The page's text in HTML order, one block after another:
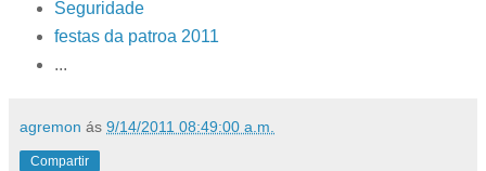
Seguridade
festas da patroa 2011
...
agremon ás 9/14/2011 08:49:00 a.m.
Compartir